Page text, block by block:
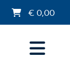
€ 0,00